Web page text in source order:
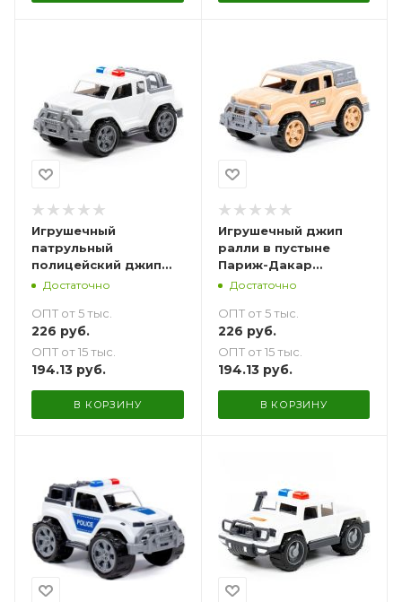
Игрушечный
патрульный
полицейский джип
"Легионер-мини" 22
Достаточно
ОПТ от 5 тыс.
226 руб.
ОПТ от 15 тыс.
194.13 руб.
В КОРЗИНУ
Игрушечный джип
ралли в пустыне
Париж-Дакар
Легионер-мини 22 см
Достаточно
ОПТ от 5 тыс.
226 руб.
ОПТ от 15 тыс.
194.13руб.
В КОРЗИНУ